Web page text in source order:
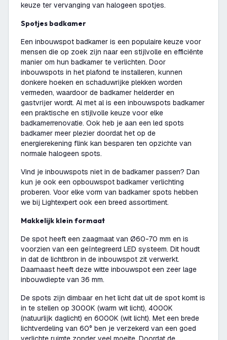
keuze ter vervanging van halogeen spotjes.
Spotjes badkamer
Een inbouwspot badkamer is een populaire keuze voor
mensen die op zoek zijn naar een stijlvolle en efficiënte
manier om hun badkamer te verlichten. Door
inbouwspots in het plafond te installeren, kunnen
donkere hoeken en schaduwrijke plekken worden
vermeden, waardoor de badkamer helderder en
gastvrijer wordt. Al met al is een inbouwspots badkamer
een praktische en stijlvolle keuze voor elke
badkamerrenovatie. Ook heb je aan een led spots
badkamer meer plezier doordat het op de
energierekening flink kan besparen ten opzichte van
normale halogeen spots.
Vind je inbouwspots niet in de badkamer passen? Dan
kun je ook een opbouwspot badkamer verlichting
proberen. Voor elke vorm van badkamer spots hebben
we bij Lightexpert ook een breed assortiment.
Makkelijk klein formaat
De spot heeft een zaagmaat van Ø60-70 mm en is
voorzien van een geïntegreerd LED systeem. Dit houdt
in dat de lichtbron in de inbouwspot zit verwerkt.
Daarnaast heeft deze witte inbouwspot een zeer lage
inbouwdiepte van 36 mm.
De spots zijn dimbaar en het licht dat uit de spot komt is
in te stellen op 3000K (warm wit licht), 4000K
(natuurlijk daglicht) en 6000K (wit licht). Met een brede
lichtverdeling van 60° ben je verzekerd van een goed